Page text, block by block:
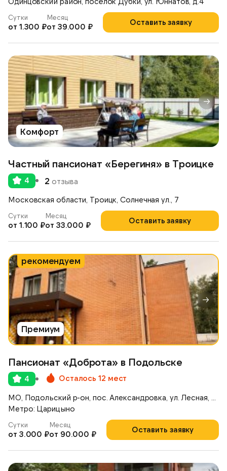
Оставить заявку
Сутки
от 1.300 ₽
Месяц
от 39.000 ₽
Комфорт
Частный пансионат «Берегиня» в Троицке
4 2 отзыва
Московская области, Троицк, Солнечная ул., 7
Оставить заявку
Сутки
от 1.100 ₽
Месяц
от 33.000 ₽
рекомендуем
Премиум
Пансионат «Доброта» в Подольске
4 Осталось 12 мест
Метро: Царицыно
Оставить заявку
Сутки
от 3.000 ₽
Месяц
от 90.000 ₽